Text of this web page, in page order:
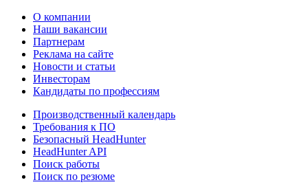
О компании
Наши вакансии
Партнерам
Реклама на сайте
Новости и статьи
Инвесторам
Кандидаты по профессиям
Производственный календарь
Требования к ПО
Безопасный HeadHunter
HeadHunter API
Поиск работы
Поиск по резюме